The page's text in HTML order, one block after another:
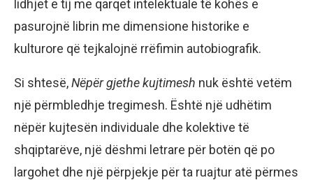
lidhjet e tij me qarqet intelektuale të kohës e
pasurojnë librin me dimensione historike e
kulturore që tejkalojnë rrëfimin autobiografik.
Si shtesë,Nëpër gjethe kujtimesh nuk është vetëm
një përmbledhje tregimesh. Është një udhëtim
nëpër kujtesën individuale dhe kolektive të
shqiptarëve, një dëshmi letrare për botën që po
largohet dhe një përpjekje për ta ruajtur atë përmes